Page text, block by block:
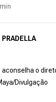
PRADELLA
aconselha o
Divulgação